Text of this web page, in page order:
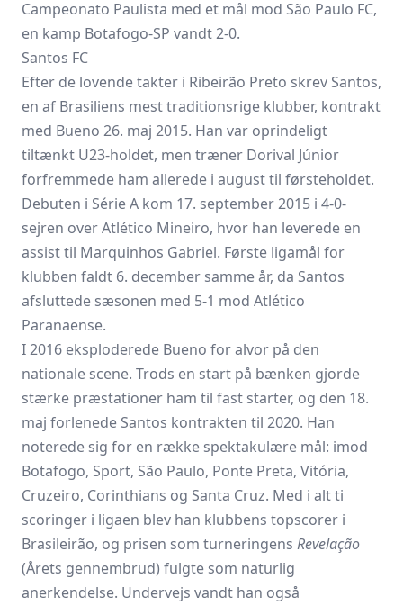
Campeonato Paulista med et mål mod São Paulo FC,
en kamp Botafogo-SP vandt 2-0.
Santos FC
Efter de lovende takter i Ribeirão Preto skrev Santos,
en af Brasiliens mest traditionsrige klubber, kontrakt
med Bueno 26. maj 2015. Han var oprindeligt
tiltænkt U23-holdet, men træner Dorival Júnior
forfremmede ham allerede i august til førsteholdet.
Debuten i Série A kom 17. september 2015 i 4-0-
sejren over Atlético Mineiro, hvor han leverede en
assist til Marquinhos Gabriel. Første ligamål for
klubben faldt 6. december samme år, da Santos
afsluttede sæsonen med 5-1 mod Atlético
Paranaense.
I 2016 eksploderede Bueno for alvor på den
nationale scene. Trods en start på bænken gjorde
stærke præstationer ham til fast starter, og den 18.
maj forlenede Santos kontrakten til 2020. Han
noterede sig for en række spektakulære mål: imod
Botafogo, Sport, São Paulo, Ponte Preta, Vitória,
Cruzeiro, Corinthians og Santa Cruz. Med i alt ti
scoringer i ligaen blev han klubbens topscorer i
Brasileirão, og prisen som turneringens Revelação
(Årets gennembrud) fulgte som naturlig
anerkendelse. Undervejs vandt han også